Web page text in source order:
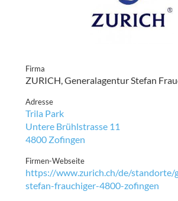
Firma
ZURICH, Generalagentur Stefan
Adresse
Trila Park
Untere Brühlstrasse 11
4800 Zofingen
Firmen-Webseite
https://www.zurich.ch/de/standorte/
stefan-frauchiger-4800-zofingen